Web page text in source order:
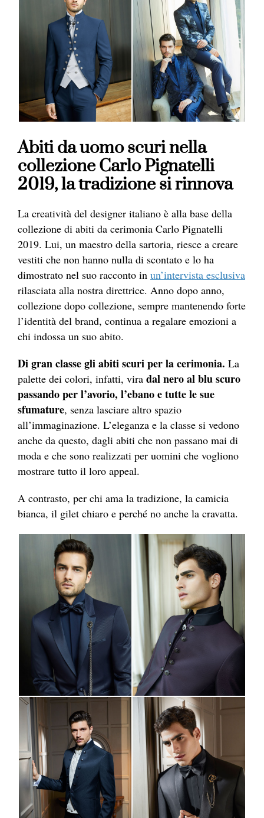
Abiti da uomo scuri nella
collezione Carlo Pignatelli
2019, la tradizione si rinnova
La creatività del designer italiano è alla base della
collezione di abiti da cerimonia Carlo Pignatelli
2019. Lui, un maestro della sartoria, riesce a creare
vestiti che non hanno nulla di scontato e lo ha
dimostrato nel suo racconto in un’intervista esclusiva
rilasciata alla nostra direttrice. Anno dopo anno,
collezione dopo collezione, sempre mantenendo forte
l’identità del brand, continua a regalare emozioni a
chi indossa un suo abito.
Di gran classe gli abiti scuri per la cerimonia. La
palette dei colori, infatti, vira dal nero al blu scuro
passando per l’avorio, l’ebano e tutte le sue
sfumature, senza lasciare altro spazio
all’immaginazione. L’eleganza e la classe si vedono
anche da questo, dagli abiti che non passano mai di
moda e che sono realizzati per uomini che vogliono
mostrare tutto il loro appeal.
A contrasto, per chi ama la tradizione, la camicia
bianca, il gilet chiaro e perché no anche la cravatta.